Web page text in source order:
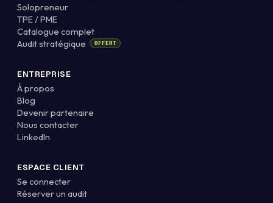
Solopreneur
TPE / PME
Catalogue complet
Audit stratégique
OFFERT
ENTREPRISE
À propos
Blog
Devenir partenaire
Nous contacter
LinkedIn
ESPACE CLIENT
Se connecter
Réserver un audit